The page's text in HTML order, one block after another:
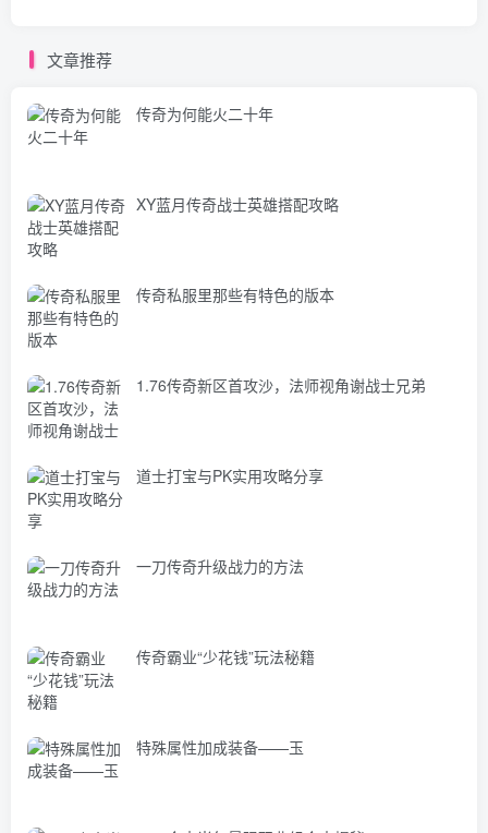
文章推荐
传奇为何能火二十年
XY蓝月传奇战士英雄搭配攻略
传奇私服里那些有特色的版本
1.76传奇新区首攻沙，法师视角谢战士兄弟
道士打宝与PK实用攻略分享
一刀传奇升级战力的方法
传奇霸业“少花钱”玩法秘籍
特殊属性加成装备——玉